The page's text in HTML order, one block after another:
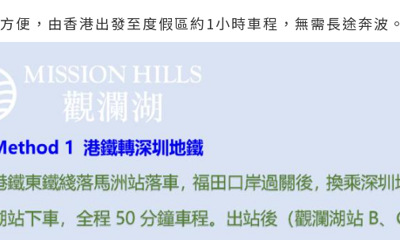
方便，由香港出發至度假區約1小時車程，無需長途奔波。